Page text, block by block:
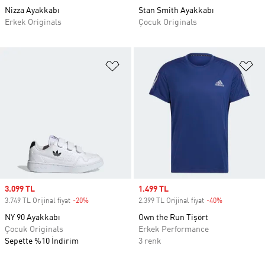
Nizza Ayakkabı
Erkek Originals
Stan Smith Ayakkabı
Çocuk Originals
Favori Listesine Ekle
Sale price
3.099 TL
3.749 TL Orijinal fiyat -20%
NY 90 Ayakkabı
Çocuk Originals
Sepette %10 İndirim
Sale price
1.499 TL
2.399 TL Orijinal fiyat -40%
Own the Run Tişört
Erkek Performance
3 renk